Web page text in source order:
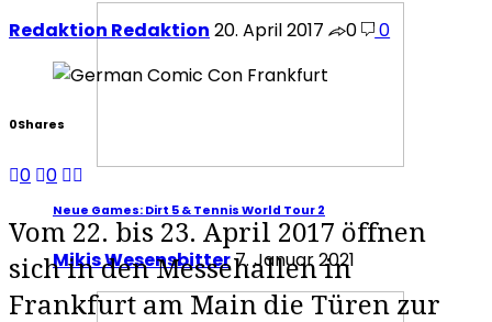
Neue Games: Dirt 5 & Tennis World Tour 2
Mikis Wesensbitter7. Januar 2021
Redaktion Redaktion 20. April 2017 0 0
0Shares
0 0
Vom 22. bis 23. April 2017 öffnen
sich in den Messehallen in
Frankfurt am Main die Türen zur